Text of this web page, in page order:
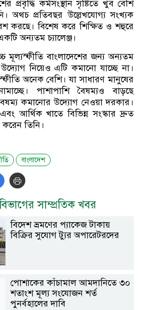
প্রবৃদ্ধি কর্মসংস্থান সৃষ্টিতে খুব বেশি
অথচ প্রতিবছর উল্লেখযোগ্য সংখ্যক
করছে। বিশেষ করে শিক্ষিত ও শহুরে
অন্যতম চ্যালেঞ্জ।
মূল্যস্ফীতি বাংলাদেশের জন্য অন্যতম
উদ্যোগ নিয়েও এটি কমানো যাচ্ছে না।
অনেক বেশি। যা সাধারণ মানুষের
পাশাপাশি বৈষম্যও বাড়ছে
বৈষম্য কমানোর উদ্যোগ নেওয়া দরকার।
এবং আর্থিক খাতে বিভিন্ন সংস্কার দ্রুত
তিনি।
বাংলাদেশ
সাম্প্রতিক খবর
বিদেশ ভ্রমণের প্যাকেজ টাকায়
বিক্রির সুযোগ ট্যুর অপারেটরদের
পোশাকের কাঁচামাল আমদানিতে ৩০
শতাংশ মূল্য সংযোজন শর্ত
পুনর্বহালের দাবি